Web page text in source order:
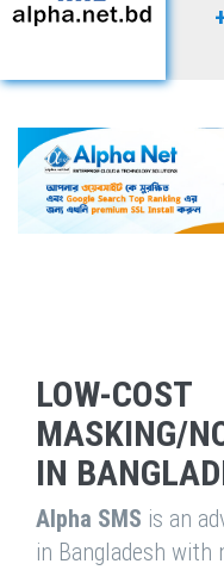
LOW-COST
MASKING/
IN
Alpha SMS is an
in Bangladesh with